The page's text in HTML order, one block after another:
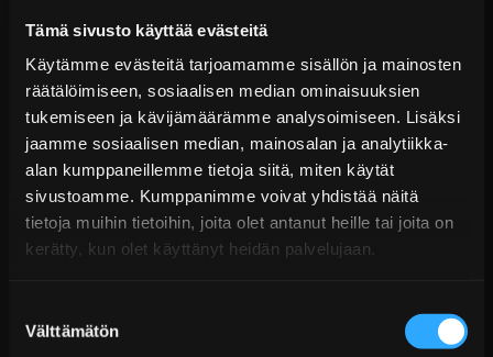
Tämä sivusto käyttää evästeitä
Käytämme evästeitä tarjoamamme sisällön ja mainosten
räätälöimiseen, sosiaalisen median ominaisuuksien
tukemiseen ja kävijämäärämme analysoimiseen. Lisäksi
jaamme sosiaalisen median, mainosalan ja analytiikka-
alan kumppaneillemme tietoja siitä, miten käytät
sivustoamme. Kumppanimme voivat yhdistää näitä
tietoja muihin tietoihin, joita olet antanut heille tai joita on
kerätty, kun olet käyttänyt heidän palvelujaan.
valinta
Välttämätön
Navan Performance Lighting Color Combo Beam
LED -lisävalopaneeli
Alk. €89,99 sis. ALV